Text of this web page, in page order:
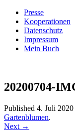
Presse
Kooperationen
Datenschutz
Impressum
Mein Buch
Villa
20200704-
Published 4. Juli 2020
Gartenblumen.
Next →